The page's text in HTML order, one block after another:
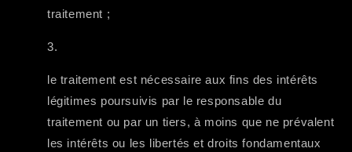
traitement ;
le traitement est nécessaire aux fins des intérêts
légitimes poursuivis par le responsable du
traitement ou par un tiers, à moins que ne prévalent
les intérêts ou les libertés et droits fondamentaux